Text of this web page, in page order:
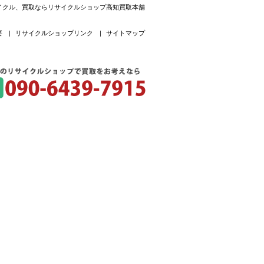
ル、買取ならリサイクルショップ高知買取本舗
| リサイクルショップリンク | サイトマップ